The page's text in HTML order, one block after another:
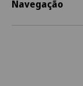
Navegação